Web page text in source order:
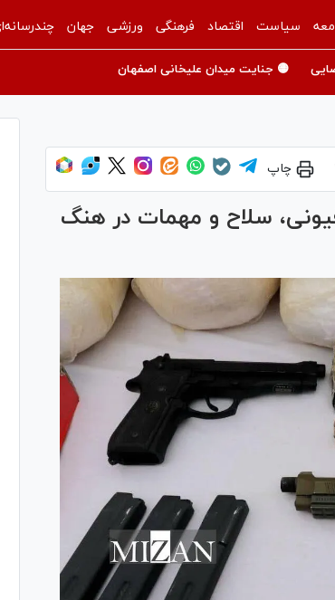
سیاست اقتصاد فرهنگی ورزشی جهان
🟡 جنایت میدان علیخانی اصفهان
چاپ
مخدر افیونی، سلاح و مهمات در هنگ